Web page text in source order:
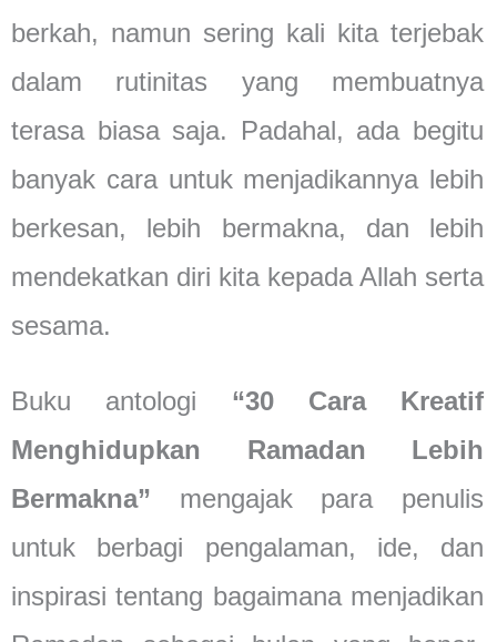
berkah, namun sering kali kita terjebak
dalam rutinitas yang membuatnya
terasa biasa saja. Padahal, ada begitu
banyak cara untuk menjadikannya lebih
berkesan, lebih bermakna, dan lebih
mendekatkan diri kita kepada Allah serta
sesama.
Buku antologi “30 Cara Kreatif
Menghidupkan Ramadan Lebih
Bermakna” mengajak para penulis
untuk berbagi pengalaman, ide, dan
inspirasi tentang bagaimana menjadikan